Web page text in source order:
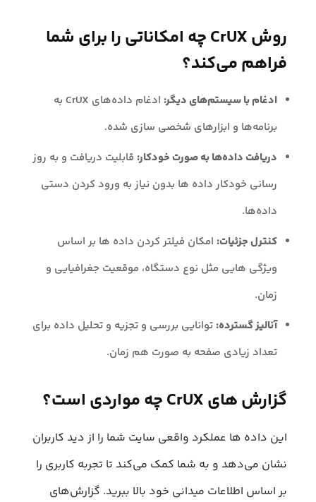
روش CrUX چه امکاناتی را برای شما
فراهم می‌کند؟
ادغام با سیستم‌های دیگر:
ادغام داده‌های CrUX به
برنامه‌ها و ابزارهای شخصی سازی شده.
دریافت داده‌ها به صورت خودکار: قابلیت دریافت و به روز
رسانی خودکار داده ها بدون نیاز به ورود کردن دستی
داده‌ها.
کنترل جزئیات: امکان فیلتر کردن داده ها بر اساس
ویژگی هایی مثل نوع دستگاه، موقعیت جغرافیایی و
زمان.
آنالیز گسترده: توانایی بررسی و تجزیه و تحلیل داده برای
تعداد زیادی صفحه به صورت هم زمان.
گزارش های CrUX چه مواردی است؟
این داده ها عملکرد واقعی سایت شما را از دید کاربران
نشان می‌دهد و به شما کمک می‌کند تا تجربه کاربری را
بر اساس اطلاعات میدانی خود بالا ببرید. گزارش‌های